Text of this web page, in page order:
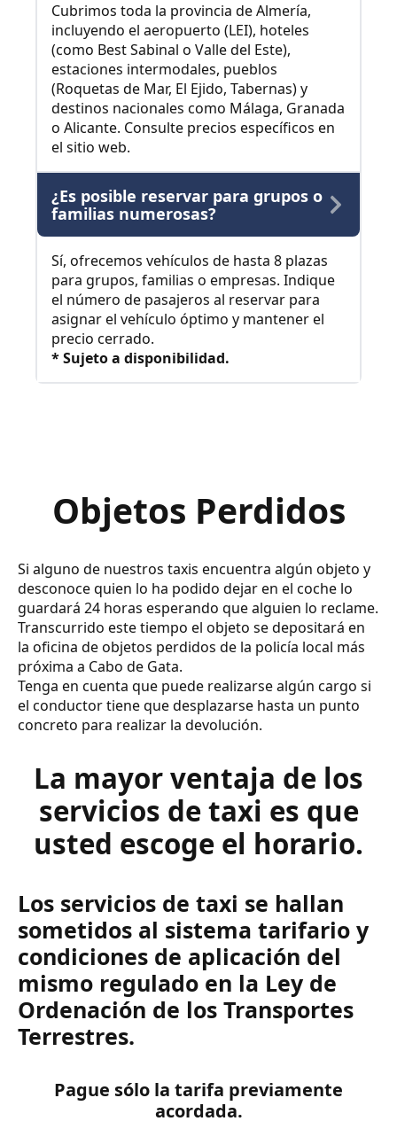
Cubrimos toda la provincia de Almería,
incluyendo el aeropuerto (LEI), hoteles
(como Best Sabinal o Valle del Este),
estaciones intermodales, pueblos
(Roquetas de Mar, El Ejido, Tabernas) y
destinos nacionales como Málaga, Granada
o Alicante. Consulte precios específicos en
el sitio web.
¿Es posible reservar para grupos o
familias numerosas?
Sí, ofrecemos vehículos de hasta 8 plazas
para grupos, familias o empresas. Indique
el número de pasajeros al reservar para
asignar el vehículo óptimo y mantener el
precio cerrado.
* Sujeto a disponibilidad.
Objetos Perdidos
Si alguno de nuestros taxis encuentra algún objeto y
desconoce quien lo ha podido dejar en el coche lo
guardará 24 horas esperando que alguien lo reclame.
Transcurrido este tiempo el objeto se depositará en
la oficina de objetos perdidos de la policía local más
próxima a Cabo de Gata.
Tenga en cuenta que puede realizarse algún cargo si
el conductor tiene que desplazarse hasta un punto
concreto para realizar la devolución.
La mayor ventaja de los
servicios de taxi es que
usted escoge el horario.
Los servicios de taxi se hallan
sometidos al sistema tarifario y
condiciones de aplicación del
mismo regulado en la Ley de
Ordenación de los Transportes
Terrestres.
Pague sólo la tarifa previamente
acordada.